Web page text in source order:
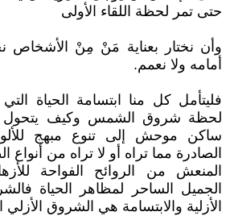
حتى تمر لحظة اللقاء الأولى
وأن نختار بعناية مَنْ مِنْ الأشخاص
أمامه ولا نعمم.
فليتأمل كل منا ابتسامة الحياة
لحظة شروق الشمس وكيف يتحول
ساكن موحش إلى تنوع مبهج
الصادرة مما تراه أو لا تراه من أنواع
المنعش من الروائح الفواحة
الجميل الساحر لمظاهر الحياة
الأزلية والابتسامة هي الشروق